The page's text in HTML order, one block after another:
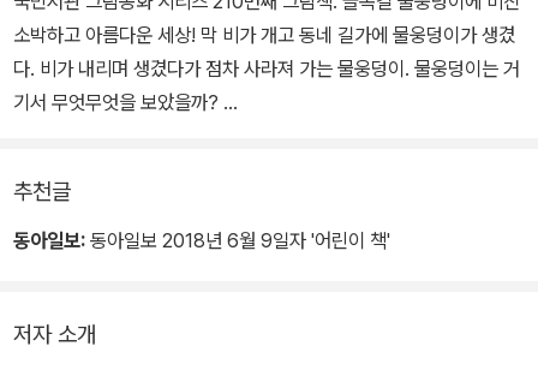
소박하고 아름다운 세상! 막 비가 개고 동네 길가에 물웅덩이가 생겼
다. 비가 내리며 생겼다가 점차 사라져 가는 물웅덩이. 물웅덩이는 거
기서 무엇무엇을 보았을까?
더기 없는 문장과 소박한 그림으로 그려내고 있다. 물웅덩이가 전하
는, 비 그친 뒤 맑게 갠 하늘만큼이나 투명하고 담백한 이야기가 마음
추천글
동아일보: 동아일보 2018년 6월 9일자 '어린이 책'
저자 소개